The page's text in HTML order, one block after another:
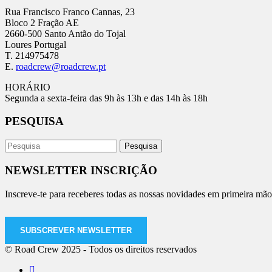
Rua Francisco Franco Cannas, 23
Bloco 2 Fração AE
2660-500 Santo Antão do Tojal
Loures Portugal
T. 214975478
E. roadcrew@roadcrew.pt
HORÁRIO
Segunda a sexta-feira das 9h às 13h e das 14h às 18h
PESQUISA
NEWSLETTER INSCRIÇÃO
Inscreve-te para receberes todas as nossas novidades em primeira
SUBSCREVER NEWSLETTER
© Road Crew 2025 - Todos os direitos reservados